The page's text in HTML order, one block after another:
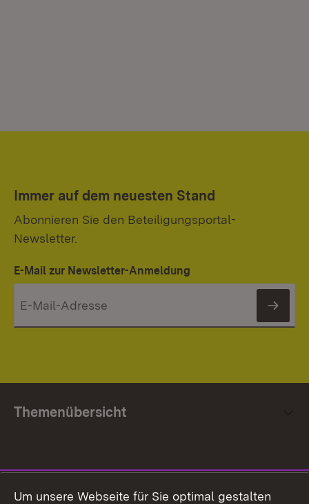
Immer auf dem neuesten Stand
Abonnieren Sie den Beteiligungsportal-
Newsletter.
E-Mail zur Newsletter-Anmeldung
Themenübersicht
Um unsere Webseite für Sie optimal gestalten